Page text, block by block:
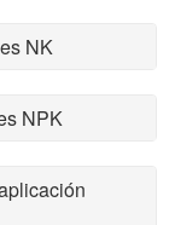
NK
NPK